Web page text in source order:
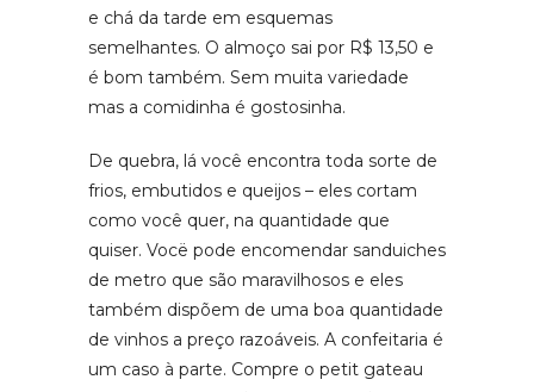
e chá da tarde em esquemas
semelhantes. O almoço sai por R$ 13,50 e
é bom também. Sem muita variedade
mas a comidinha é gostosinha.
De quebra, lá você encontra toda sorte de
frios, embutidos e queijos – eles cortam
como você quer, na quantidade que
quiser. Vocë pode encomendar sanduiches
de metro que são maravilhosos e eles
também dispõem de uma boa quantidade
de vinhos a preço razoáveis. A confeitaria é
um caso à parte. Compre o petit gateau